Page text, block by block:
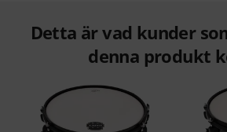
Detta är vad kunder
denna produkt